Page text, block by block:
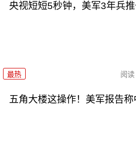
央视短短5秒钟，美军3年兵
最热 阅读
五角大楼这操作！美军报告称